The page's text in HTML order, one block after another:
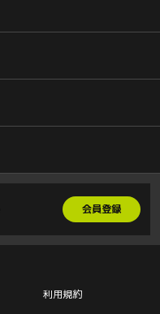
会員登録
利用規約